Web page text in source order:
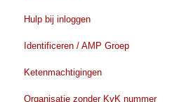
Gegevens wijzigen
Wijzigen voor gebruikers
Verlengen eHerkenning
Aanvragen/toevoegen
Verwijderen/beeindigen
Verlengen
Hulp bij inloggen
Identificeren / AMP Groep
Voorbereiden Identificatie
Tijdens de identificatie
Ketenmachtigingen
Voordat u met de aanvraag begint
Organisatie zonder KvK nummer